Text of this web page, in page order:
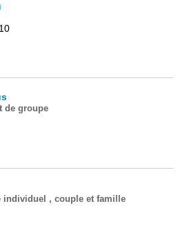
de groupe
individuel , couple et famille